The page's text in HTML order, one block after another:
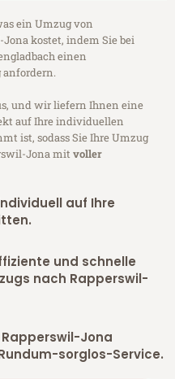
ein Umzug von
kostet, indem Sie bei
einen
und wir liefern Ihnen eine
auf Ihre individuellen
ist, sodass Sie Ihre Umzug
Jona mitvoller
auf Ihre
und schnelle
nach Rapperswil-
Jona
sorglos-Service.